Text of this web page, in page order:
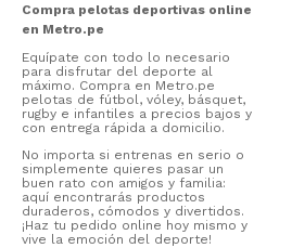
Compra pelotas deportivas online
en Metro.pe
Equípate con todo lo necesario
para disfrutar del deporte al
máximo. Compra en Metro.pe
pelotas de fútbol, vóley, básquet,
rugby e infantiles a precios bajos y
con entrega rápida a domicilio.
No importa si entrenas en serio o
simplemente quieres pasar un
buen rato con amigos y familia:
aquí encontrarás productos
duraderos, cómodos y divertidos.
¡Haz tu pedido online hoy mismo y
vive la emoción del deporte!